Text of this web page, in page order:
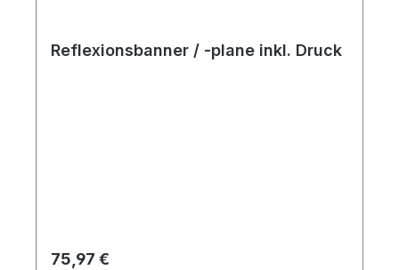
Reflexionsbanner / -plane inkl. Druck
Regulärer Preis:
75,97 €